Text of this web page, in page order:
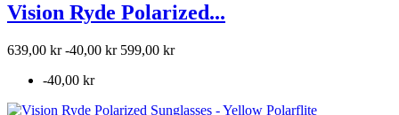
Vision Ryde Polarized...
639,00 kr -40,00 kr 599,00 kr
-40,00 kr